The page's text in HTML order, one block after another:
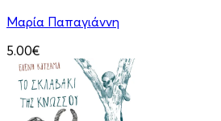
Μαρία Παπαγιάννη
5.00€